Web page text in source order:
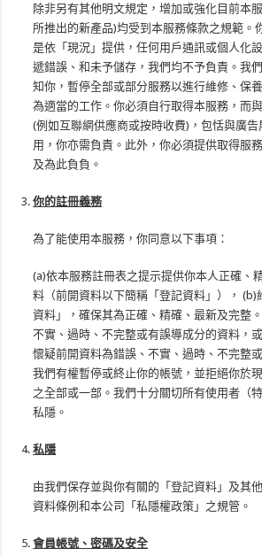
除非另有其他明文規定，增加或強化目前本
所推出的新產品)均受到本服務條款之規範。
是依「現況」提供，任何用戶通訊或個人化
遞錯誤、和未予儲存，我們均不予負責。我
知你，暫停全部或部分服務以進行維修、保
為適當的工作。你必須自行取得本服務，而
(例如互聯網供應商或按時收費)，包恬與廣
用，你亦需負責。此外，你必須提供取得服
及為此負負。
你的註冊義務
為了能使用本服務，你同意以下事項：
(a)依本服務註冊表之提示提供你本人正確、
料（前開資料以下簡稱「登記資料」）， (b)
資料」，確保其為正確、精確、最新及完整
不實、過時、不完整或有誤導成分的資料，
懷疑前開資料為錯誤、不實、過時、不完整
我們有權暫停或終止你的帳號，並拒絕你於
之全部或一部。我們十分關切所有使用者（
私隱。
私隱
由我們保存並與你有關的「登記資料」及其
資料條例和本公司「私隱權政策」之規管。
會員帳號、密碼及安全